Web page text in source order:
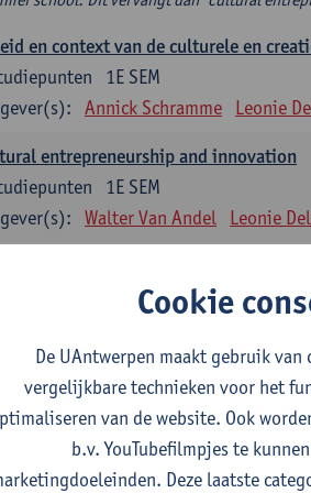
en context van de culturele en
1E SEM
Annick Schramme Leonie
entrepreneurship and innovation
1E SEM
Walter Van Andel Leonie
1E SEM
cultuurmanagement
1E/2E SEM
studiepunten
Annick Schramme Leonie
kader van de cultuursector
Cookie
De UAntwerpen maakt gebruik van
vergelijkbare technieken voor het
van de website. Ook
b.v. YouTubefilmpjes te
Deze laatste